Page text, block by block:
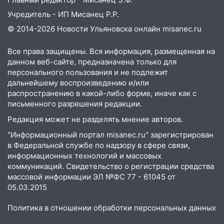
Где есть бензин в Ульяновске
днем 6 августа: список АЗС
объявлена ракетная опасность
10:00 В Старомайнском районе утонул
51-летний мужчина
09:50 В Ульяновске черный коршун
застрял в тепловозе
09:44
Ульяновские спасатели помогли
юному велосипедисту на улице
Чернышевского
08:21 В Заволжском районе украли два
велосипеда
тридцатиградусная жара: какая будет
Учредитель - ИП Мисанец Р.Р.
© 2014-2026 Новости Ульяновска онлайн misanec.ru
Все права защищены. Вся информация, размещенная на
данном веб-сайте, предназначена только для
персонального пользования и не подлежит
дальнейшему воспроизведению и/или
распространению в какой-либо форме, иначе как с
письменного разрешения редакции.
Редакция может не разделять мнение авторов.
"Информационный портал misanec.ru" зарегистрирован
в Федеральной службе по надзору в сфере связи,
информационных технологий и массовых
коммуникаций. Свидетельство о регистрации средства
массовой информации ЭЛ №ФС 77 - 61045 от
05.03.2015
Политика в отношении обработки персональных данных